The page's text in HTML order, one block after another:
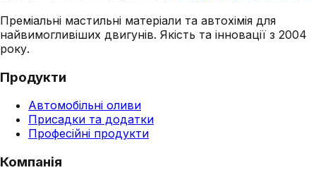
Преміальні мастильні матеріали та автохімія для
найвимогливіших двигунів. Якість та інновації з 2004
року.
Продукти
Автомобільні оливи
Присадки та додатки
Професійні продукти
Компанія